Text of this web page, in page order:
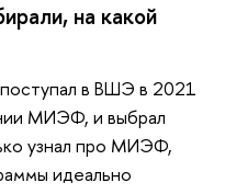
на какой
поступал в ВШЭ в 2021
МИЭФ, и выбрал
узнал про МИЭФ,
идеально